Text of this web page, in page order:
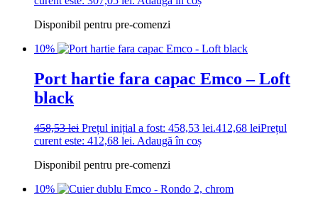
Disponibil pentru pre-comenzi
10%
Port hartie fara capac Emco – Loft
black
458,53lei Prețul inițial a fost: 458,53 lei.412,68 leiPrețul
curent este: 412,68 lei. Adaugă în coș
Disponibil pentru pre-comenzi
10%